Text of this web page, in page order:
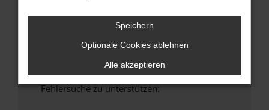
Wende dich an den Webseitenbetreiber.
hast, kontaktiere uns bitte. Wir werden
versuchen, das Problem zu beheben. Du kannst
uns diesen Text schicken, um uns bei der
Fehlersuche zu unterstützen:
Speichern
Optionale Cookies ablehnen
Alle akzeptieren